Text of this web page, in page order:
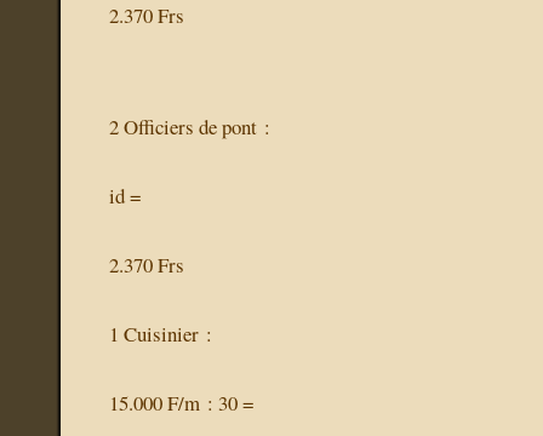
2.370 Frs
2 Officiers de pont :
id =
2.370 Frs
1 Cuisinier :
15.000 F/m : 30 =